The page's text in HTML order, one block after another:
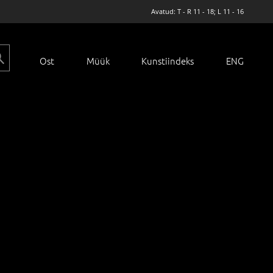
Avatud: T - R 11 - 18; L 11 - 16
Ost Müük Kunstiindeks ENG